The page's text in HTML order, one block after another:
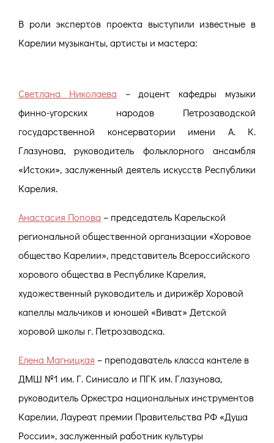
В роли экспертов проекта выступили известные в
Карелии музыканты, артисты и мастера:
Светлана Николаева – доцент кафедры музыки
финно-угорских народов Петрозаводской
государственной консерватории имени А. К.
Глазунова, руководитель фольклорного ансамбля
«Истоки», заслуженный деятель искусств Республики
Карелия.
Анастасия Попова – председатель Карельской
региональной общественной организации «Хоровое
общество Карелии», представитель Всероссийского
хорового общества в Республике Карелия,
художественный руководитель и дирижёр Хоровой
капеллы мальчиков и юношей «Виват» Детской
хоровой школы г. Петрозаводска.
Елена Магницкая – преподаватель класса кантеле в
ДМШ №1 им. Г. Синисало и ПГК им. Глазунова,
руководитель Оркестра национальных инструментов
Карелии, Лауреат премии Правительства РФ «Душа
России», заслуженный работник культуры